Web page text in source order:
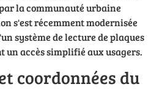
la communauté urbaine
s'est récemment modernisée
système de lecture de plaques
accès simplifié aux usagers.
coordonnées du